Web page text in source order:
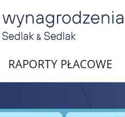
RAPORTY PŁACOWE